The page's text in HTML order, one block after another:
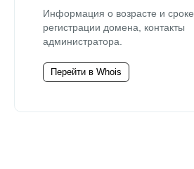
Информация о возрасте и сроке
регистрации домена, контакты
администратора.
Перейти в Whois